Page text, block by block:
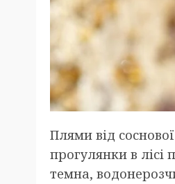
Плями від
прогулянки в
темна,